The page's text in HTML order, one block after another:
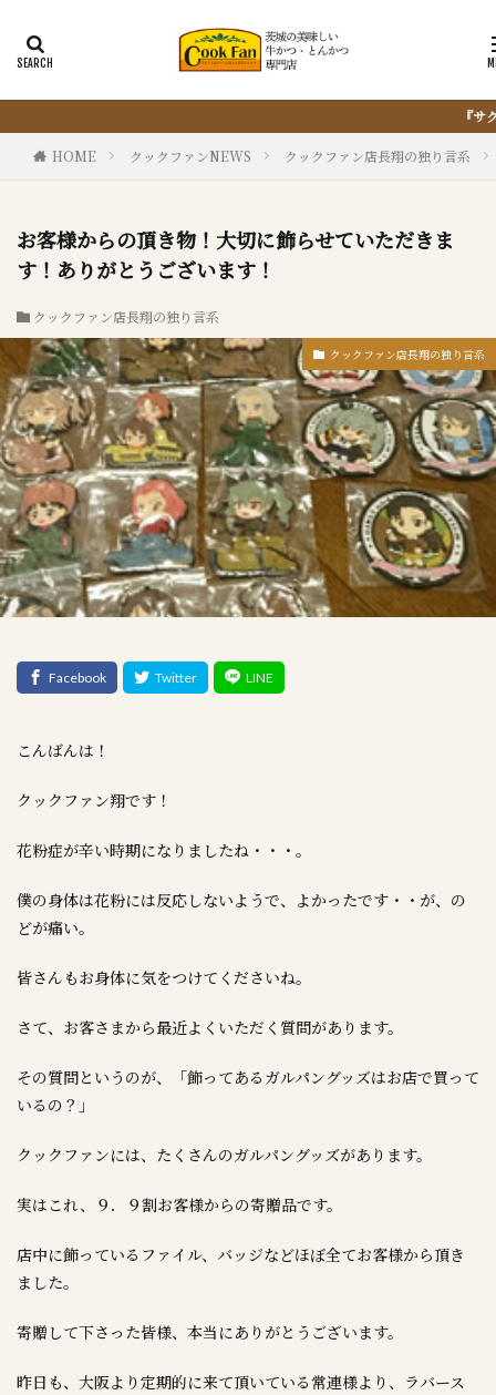
『サクッと楽ちん冷凍とんかつ』は、仕込まない・揚げない・
HOME クックファンNEWS クックファン店長翔の独り言系
お客様からの頂き物！大切に飾らせていただきま
す！ありがとうございます！
クックファン店長翔の独り言系
クックファン店長翔の独り言系
こんばんは！
クックファン翔です！
花粉症が辛い時期になりましたね・・・。
僕の身体は花粉には反応しないようで、よかったです・・が、の
どが痛い。
皆さんもお身体に気をつけてくださいね。
さて、お客さまから最近よくいただく質問があります。
その質問というのが、「飾ってあるガルパングッズはお店で買って
いるの？」
クックファンには、たくさんのガルパングッズがあります。
実はこれ、９．９割お客様からの寄贈品です。
店中に飾っているファイル、バッジなどほぼ全てお客様から頂き
ました。
寄贈して下さった皆様、本当にありがとうございます。
昨日も、大阪より定期的に来て頂いている常連様より、ラバース